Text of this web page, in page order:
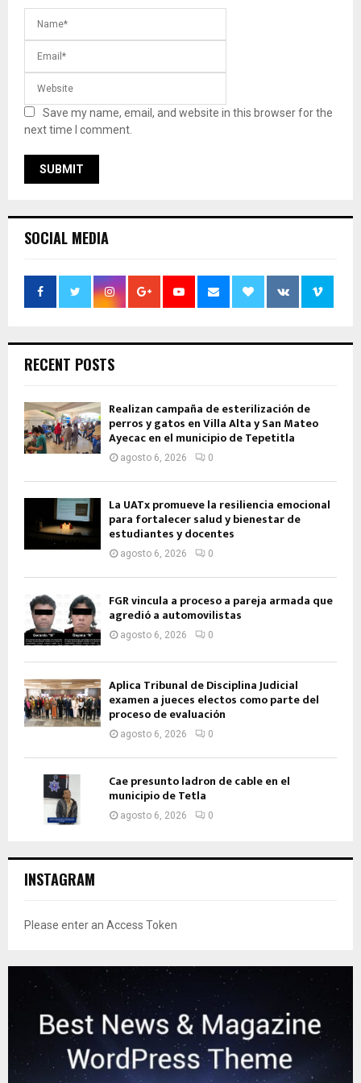
Save my name, email, and website in this browser for the
next time I comment.
SOCIAL MEDIA
RECENT POSTS
Realizan campaña de esterilización de
perros y gatos en Villa Alta y San Mateo
Ayecac en el municipio de Tepetitla
agosto 6, 2026 0
La UATx promueve la resiliencia emocional
para fortalecer salud y bienestar de
estudiantes y docentes
agosto 6, 2026 0
FGR vincula a proceso a pareja armada que
agredió a automovilistas
agosto 6, 2026 0
Aplica Tribunal de Disciplina Judicial
examen a jueces electos como parte del
proceso de evaluación
agosto 6, 2026 0
Cae presunto ladron de cable en el
municipio de Tetla
agosto 6, 2026 0
INSTAGRAM
Please enter an Access Token